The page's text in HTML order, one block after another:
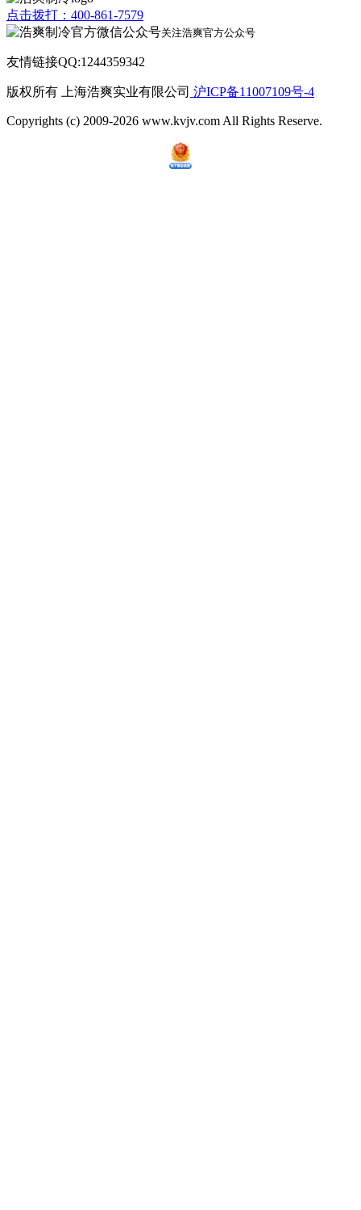
点击拨打：400-861-7579
关注浩爽官方公众号
友情链接QQ:1244359342
版权所有 上海浩爽实业有限公司 沪ICP备11007109号-4
Copyrights (c) 2009-2026 www.kvjv.com All Rights Reserve.